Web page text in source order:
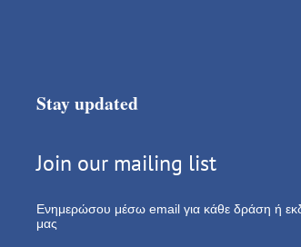
Stay updated
Join our mailing list
Ενημερώσου μέσω email για κάθε δράση ή
μας